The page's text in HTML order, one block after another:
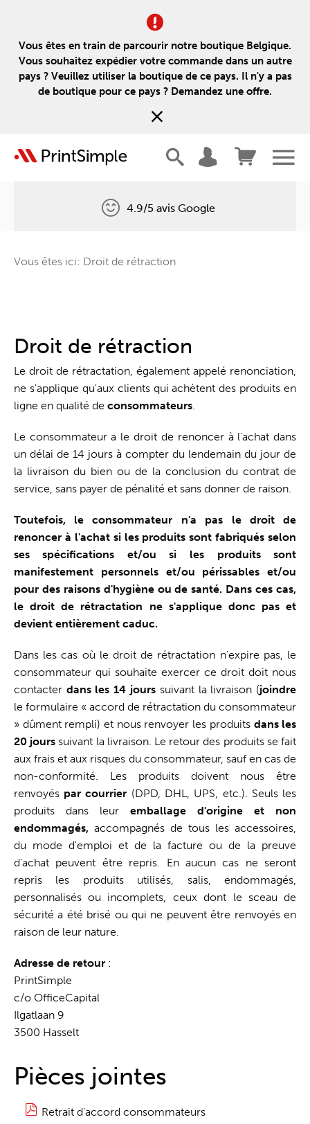
Vous êtes en train de parcourir notre boutique Belgique.
Vous souhaitez expédier votre commande dans un autre
pays ? Veuillez utiliser la boutique de ce pays. Il n'y a pas
de boutique pour ce pays ? Demandez une offre.
4.9/5 avis Google
Vous êtes ici: Droit de rétraction
Droit de rétraction
Le droit de rétractation, également appelé renonciation,
ne s'applique qu'aux clients qui achètent des produits en
ligne en qualité de consommateurs.
Le consommateur a le droit de renoncer à l'achat dans
un délai de 14 jours à compter du lendemain du jour de
la livraison du bien ou de la conclusion du contrat de
service, sans payer de pénalité et sans donner de raison.
Toutefois, le consommateur n'a pas le droit de
renoncer à l'achat si les produits sont fabriqués selon
ses spécifications et/ou si les produits sont
manifestement personnels et/ou périssables et/ou
pour des raisons d'hygiène ou de santé. Dans ces cas,
le droit de rétractation ne s'applique donc pas et
devient entièrement caduc.
Dans les cas où le droit de rétractation n'expire pas, le
consommateur qui souhaite exercer ce droit doit nous
contacter dans les 14 jours suivant la livraison (joindre
le formulaire « accord de rétractation du consommateur
» dûment rempli) et nous renvoyer les produits dans les
20 jours suivant la livraison. Le retour des produits se fait
aux frais et aux risques du consommateur, sauf en cas de
non-conformité. Les produits doivent nous être
renvoyés par courrier (DPD, DHL, UPS, etc.). Seuls les
produits dans leur emballage d'origine et non
endommagés,accompagnés de tous les accessoires,
du mode d'emploi et de la facture ou de la preuve
d'achat peuvent être repris. En aucun cas ne seront
repris les produits utilisés, salis, endommagés,
personnalisés ou incomplets, ceux dont le sceau de
sécurité a été brisé ou qui ne peuvent être renvoyés en
raison de leur nature.
Adresse de retour :
PrintSimple
c/o OfficeCapital
Ilgatlaan 9
3500 Hasselt
Pièces jointes
Retrait d'accord consommateurs